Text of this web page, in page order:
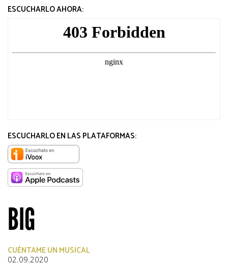
ESCUCHARLO AHORA:
ESCUCHARLO EN LAS PLATAFORMAS:
BIG
CUÉNTAME UN MUSICAL
02.09.2020